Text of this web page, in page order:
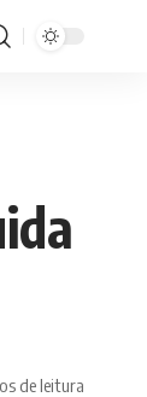
de leitura